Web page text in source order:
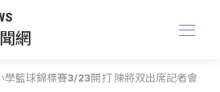
網
學籃球錦標賽3/23開打 陳將双出席記者會